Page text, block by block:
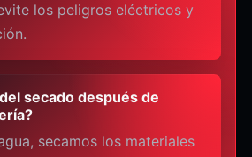
los peligros eléctricos y
secado después de
secamos los materiales